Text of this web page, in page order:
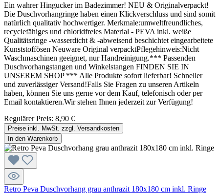
Ein wahrer Hingucker im Badezimmer! NEU & Originalverpackt!
Die Duschvorhangringe haben einen Klickverschluss und sind somit
natürlich qualitativ hochwertiger. Merkmale:umweltfreundliches,
recyclefähiges und chloridfreies Material - PEVA inkl. weiße
Qualitätsringe -wasserdicht & -abweisend beschichtet eingearbeitete
Kunststoffösen Neuware Original verpacktPflegehinweis:Nicht
Waschmaschinen geeignet, nur Handreinigung.*** Passenden
Duschvorhangstangen und Winkelstangen FINDEN SIE IN
UNSEREM SHOP *** Alle Produkte sofort lieferbar! Schneller
und zuverlässiger Versand!Falls Sie Fragen zu unseren Artikeln
haben, können Sie uns gerne vor dem Kauf, telefonisch oder per
Email kontaktieren.Wir stehen Ihnen jederzeit zur Verfügung!
Regulärer Preis: 8,90 €
Preise inkl. MwSt. zzgl. Versandkosten
In den Warenkorb
Retro Peva Duschvorhang grau anthrazit 180x180 cm inkl. Ringe